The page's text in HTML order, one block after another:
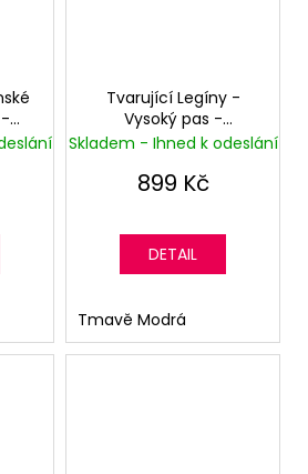
Tvarující Legíny -
Vysoký pas -
Superskinny - Modrá
Skladem - Ihned k odeslání
899 Kč
DETAIL
Tmavě Modrá